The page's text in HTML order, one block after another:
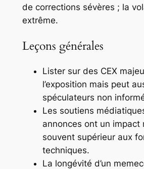
de corrections sévères ; la
extrême.
Leçons générales
Lister sur des CEX
l’exposition mais peut
spéculateurs non
Les soutiens
annonces ont un impact
souvent supérieur aux
techniques.
La longévité d’un